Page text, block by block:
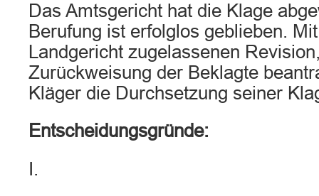
Das Amtsgericht hat die Klage
Berufung ist erfolglos geblieben.
Landgericht zugelassenen
Zurückweisung der Beklagte
Kläger die Durchsetzung seiner
Entscheidungsgründe:
I.